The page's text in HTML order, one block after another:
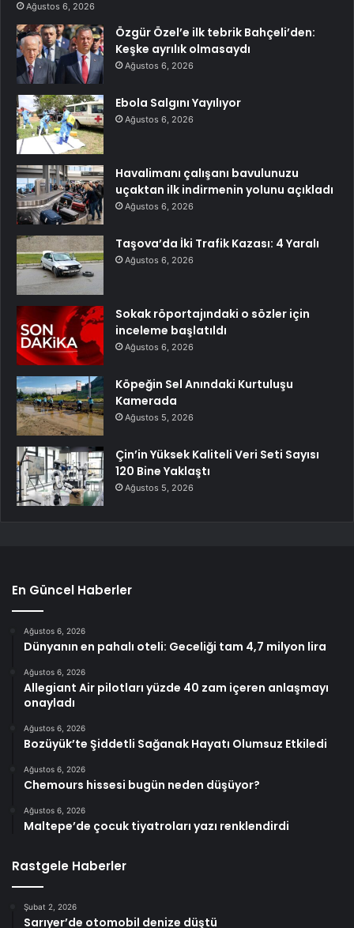
Ağustos 6, 2026
Özgür Özel’e ilk tebrik Bahçeli’den:
Keşke ayrılık olmasaydı
Ağustos 6, 2026
Ebola Salgını Yayılıyor
Ağustos 6, 2026
Havalimanı çalışanı bavulunuzu
uçaktan ilk indirmenin yolunu açıkladı
Ağustos 6, 2026
Taşova’da İki Trafik Kazası: 4 Yaralı
Ağustos 6, 2026
Sokak röportajındaki o sözler için
inceleme başlatıldı
Ağustos 6, 2026
Köpeğin Sel Anındaki Kurtuluşu
Kamerada
Ağustos 5, 2026
Çin’in Yüksek Kaliteli Veri Seti Sayısı
120 Bine Yaklaştı
Ağustos 5, 2026
En Güncel Haberler
Ağustos 6, 2026
Dünyanın en pahalı oteli: Geceliği tam 4,7 milyon lira
Ağustos 6, 2026
Allegiant Air pilotları yüzde 40 zam içeren anlaşmayı
onayladı
Ağustos 6, 2026
Bozüyük’te Şiddetli Sağanak Hayatı Olumsuz Etkiledi
Ağustos 6, 2026
Chemours hissesi bugün neden düşüyor?
Ağustos 6, 2026
Maltepe’de çocuk tiyatroları yazı renklendirdi
Rastgele Haberler
Şubat 2, 2026
Sarıyer’de otomobil denize düştü